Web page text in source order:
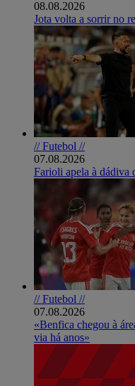
08.08.2026
Jota volta a sorrir no
// Futebol //
07.08.2026
Farioli apela à dádiva
// Futebol //
07.08.2026
«Benfica chegou à
via há anos»